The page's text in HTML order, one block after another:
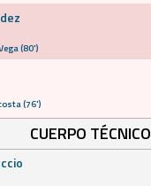
(80')
(76')
CUERPO TÉCNICO